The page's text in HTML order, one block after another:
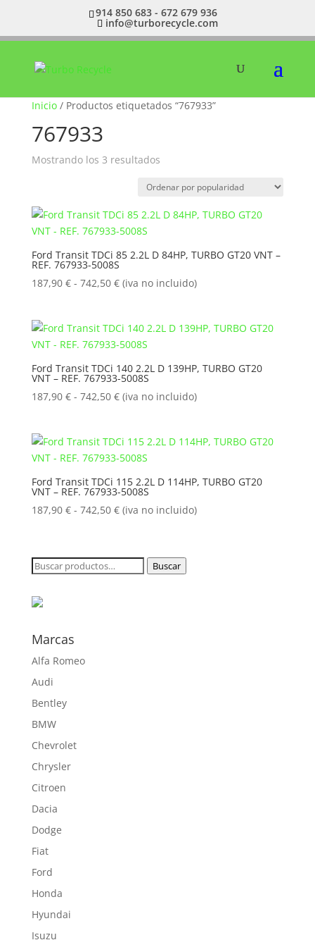
914 850 683 - 672 679 936
info@turborecycle.com
Inicio/ Productos etiquetados “767933”
767933
Mostrando los 3 resultadosOrdenado
popularidad
Ford Transit TDCi 85 2.2L D 84HP, TURBO GT20 VNT –
REF. 767933-5008S
187,90 € - 742,50 €Rango
desde
187,90 €
hasta
742,50 €
(iva no incluido)
Ford Transit TDCi 140 2.2L D 139HP, TURBO GT20
VNT – REF. 767933-5008S
187,90 € - 742,50 €Rango
desde
187,90 €
hasta
742,50 €
(iva no incluido)
Ford Transit TDCi 115 2.2L D 114HP, TURBO GT20
VNT – REF. 767933-5008S
187,90 € - 742,50 €Rango
desde
187,90 €
(iva no incluido)
Buscar
Buscar
Marcas
Alfa Romeo
Audi
Bentley
BMW
Chevrolet
Chrysler
Citroen
Dacia
Dodge
Fiat
Ford
Honda
Hyundai
Isuzu